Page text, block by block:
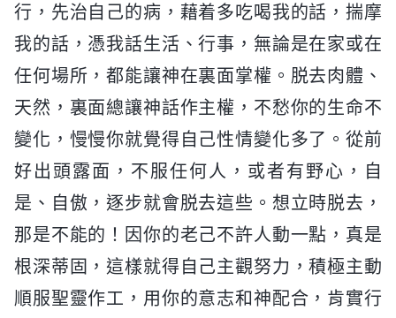
行，先治自己的病，藉着多吃喝我的話，揣摩
我的話，憑我話生活、行事，無論是在家或在
任何場所，都能讓神在裏面掌權。脱去肉體、
天然，裏面總讓神話作主權，不愁你的生命不
變化，慢慢你就覺得自己性情變化多了。從前
好出頭露面，不服任何人，或者有野心，自
是、自傲，逐步就會脱去這些。想立時脱去，
那是不能的！因你的老己不許人動一點，真是
根深蒂固，這樣就得自己主觀努力，積極主動
順服聖靈作工，用你的意志和神配合，肯實行